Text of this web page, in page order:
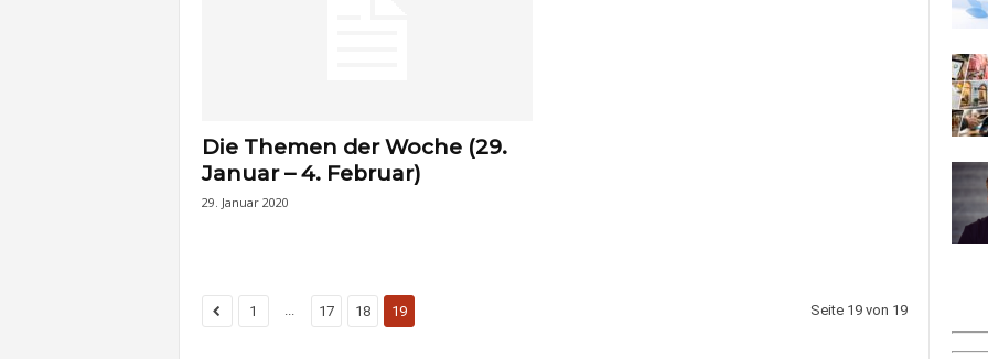
Die Themen der Woche (29.
Januar – 4. Februar)
29. Januar 2020
1 17 18 19 Seite 19 von 19